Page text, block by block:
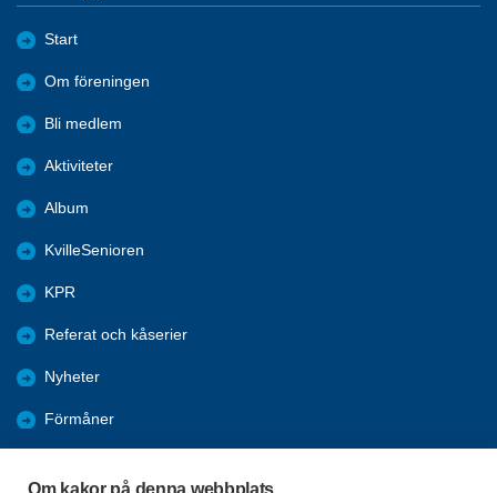
Om kakor på denna webbplats
Start
Om föreningen
Bli medlem
Aktiviteter
Album
KvilleSenioren
KPR
Referat och kåserier
Nyheter
Förmåner